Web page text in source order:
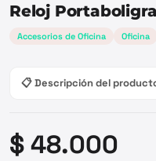
Reloj
Accesorios de Oficina Oficina
📋 Descripción del
$ 48.000